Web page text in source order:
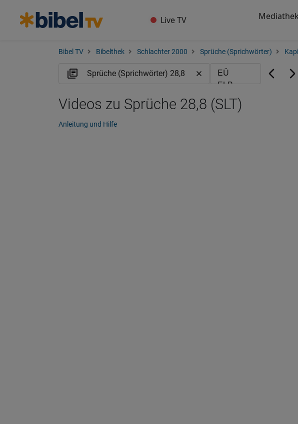
Live TV Mediathek
Bibel TV Bibelthek Schlachter 2000 Sprüche (Sprichwörter)
Videos zu Sprüche 28,8 (SLT)
Anleitung und Hilfe